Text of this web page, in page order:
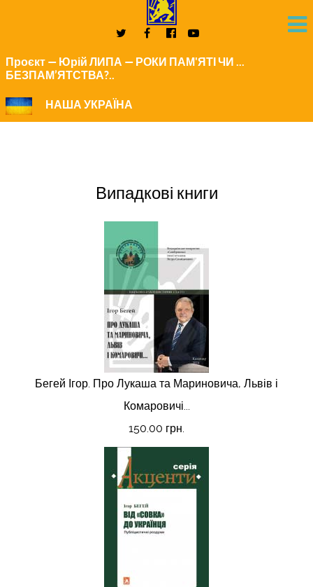
Проєкт — Юрій ЛИПА — РОКИ ПАМ'ЯТІ ЧИ ...
БЕЗПАМ’ЯТСТВА?..
НАША УКРАЇНА
Випадкові книги
Бегей Ігор. Про Лукаша та Мариновича, Львів і
Комаровичі...
150.00 грн.